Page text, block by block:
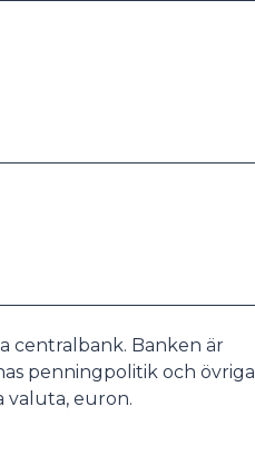
centralbank. Banken är
penningpolitik och övriga
valuta, euron.